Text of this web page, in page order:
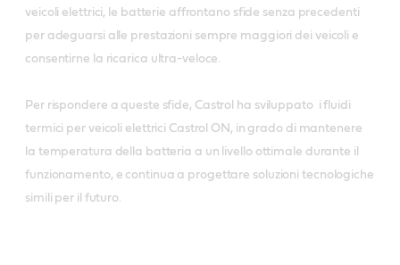
veicoli elettrici, le batterie affrontano sfide senza precedenti
per adeguarsi alle prestazioni sempre maggiori dei veicoli e
consentirne la ricarica ultra-veloce.
Per rispondere a queste sfide, Castrol ha sviluppato i fluidi
termici per veicoli elettrici Castrol ON, in grado di mantenere
la temperatura della batteria a un livello ottimale durante il
funzionamento, e continua a progettare soluzioni tecnologiche
simili per il futuro.